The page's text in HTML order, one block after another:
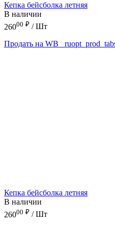
Кепка бейсболка летняя
В наличии
26000 ₽ / Шт
Продать на WB
Кепка бейсболка летняя
В наличии
26000 ₽ / Шт